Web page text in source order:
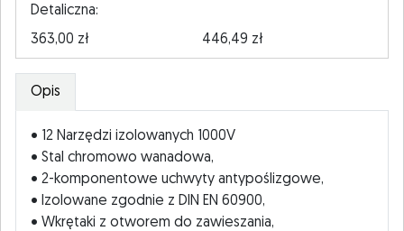
Detaliczna:
363,00 zł
446,49 zł
Opis
• 12 Narzędzi izolowanych 1000V
• Stal chromowo wanadowa,
• 2-komponentowe uchwyty antypoślizgowe,
• Izolowane zgodnie z DIN EN 60900,
• Wkrętaki z otworem do zawieszania,